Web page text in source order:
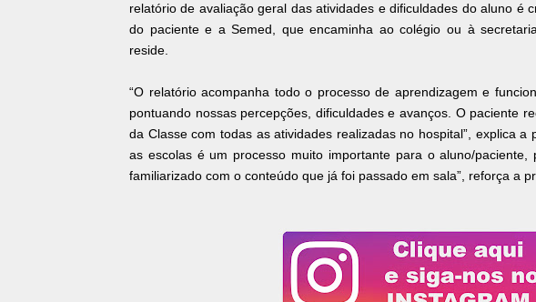
relatório de avaliação geral das atividades e dificuldades do aluno é
do paciente e a Semed, que encaminha ao colégio ou à
reside.
“O relatório acompanha todo o processo de aprendizagem e
pontuando nossas percepções, dificuldades e avanços. O paciente
da Classe com todas as atividades realizadas no hospital”, explica a
as escolas é um processo muito importante para o aluno/
familiarizado com o conteúdo que já foi passado em sala”, reforça a